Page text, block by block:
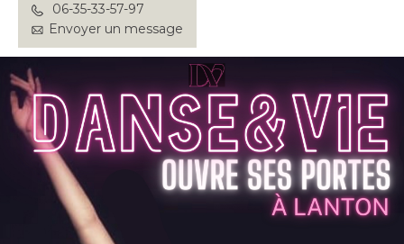
06-35-33-57-97
Envoyer un message